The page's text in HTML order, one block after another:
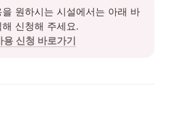
원하시는 시설에서는 아래 바
용 신청 바로가기